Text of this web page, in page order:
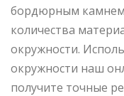
бордюрным камнем
количества
окружности.
окружности наш
получите точные